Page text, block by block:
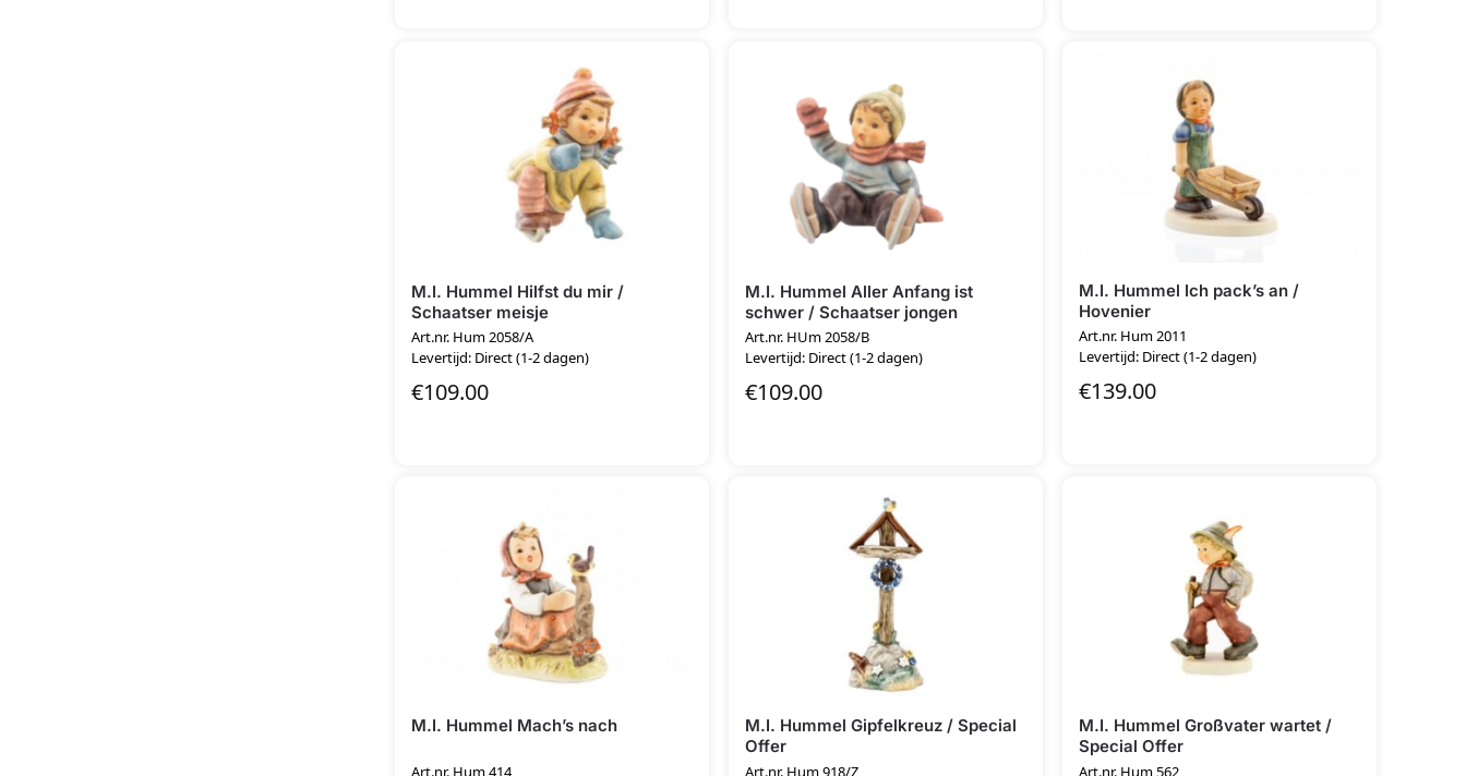
M.I. Hummel Hilfst du mir /
Schaatser meisje
Art.nr. Hum 2058/A
Levertijd: Direct (1-2 dagen)
€109.00
M.I. Hummel Aller Anfang ist
schwer / Schaatser jongen
Art.nr. HUm 2058/B
Levertijd: Direct (1-2 dagen)
€109.00
M.I. Hummel Ich pack’s an /
Hovenier
Art.nr. Hum 2011
Levertijd: Direct (1-2 dagen)
€139.00
M.I. Hummel Mach’s nach
Art.nr. Hum 414
M.I. Hummel Gipfelkreuz / Special
Offer
Art.nr. Hum 918/Z
M.I. Hummel Großvater wartet /
Special Offer
Art.nr. Hum 562